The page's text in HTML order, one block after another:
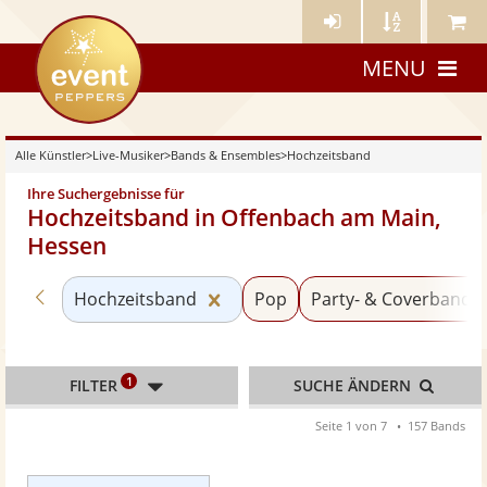
Künstler- Künstler Meine
eventpeppers
MENU
Alle Künstler>Live-Musiker>Bands & Ensembles>Hochzeitsband
Ihre Suchergebnisse für
Hochzeitsband in Offenbach am Main,
Hessen
Zurück zu «Bands & Ensembles»
Hochzeitsband Kategorie «Hochzeitsband»
Pop Party- & Coverband
FILTER 1 SUCHE ÄNDERN
Seite 1 von 7 157 Bands